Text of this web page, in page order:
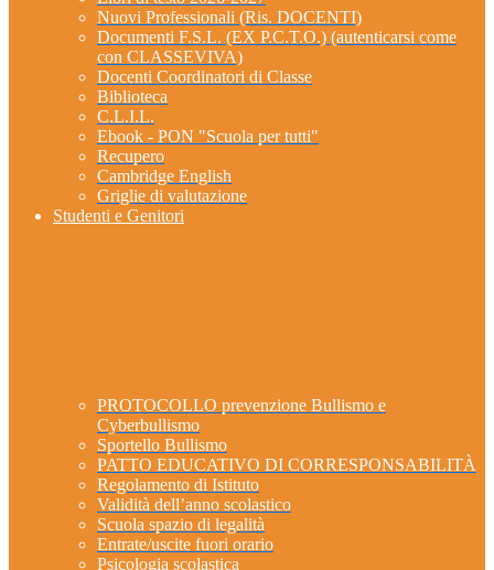
Nuovi Professionali (Ris. DOCENTI)
Documenti F.S.L. (EX P.C.T.O.) (autenticarsi come
con CLASSEVIVA)
Docenti Coordinatori di Classe
Biblioteca
C.L.I.L.
Ebook - PON "Scuola per tutti"
Recupero
Cambridge English
Griglie di valutazione
Studenti e Genitori
PROTOCOLLO prevenzione Bullismo e
Cyberbullismo
Sportello Bullismo
PATTO EDUCATIVO DI CORRESPONSABILITÀ
Regolamento di Istituto
Validità dell’anno scolastico
Scuola spazio di legalità
Entrate/uscite fuori orario
Psicologia scolastica